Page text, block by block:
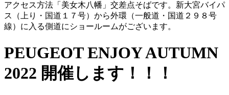
アクセス方法 「美女木八幡」交差点そばです。新大宮バイパ
ス（上り・国道１７号）から外環（一般道・国道２９８号
線）に入る側道にショールームがございます。
PEUGEOT ENJOY AUTUMN
2022 開催します！！！